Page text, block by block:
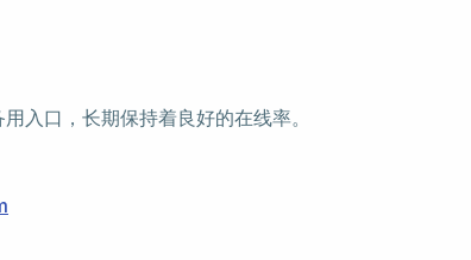
入口，长期保持着良好的在线率。